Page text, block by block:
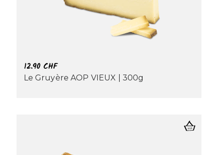
12.90 CHF
Le Gruyère AOP VIEUX | 300g